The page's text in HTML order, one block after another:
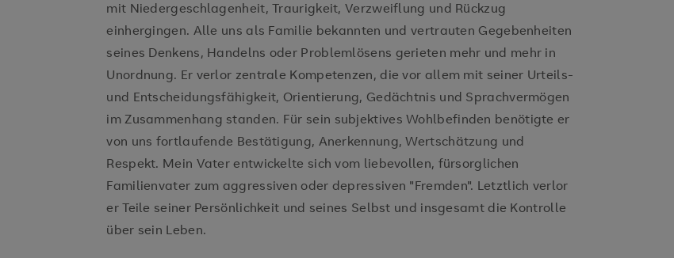
mit Niedergeschlagenheit, Traurigkeit, Verzweiflung und Rückzug
einhergingen. Alle uns als Familie bekannten und vertrauten Gegebenheiten
seines Denkens, Handelns oder Problemlösens gerieten mehr und mehr in
Unordnung. Er verlor zentrale Kompetenzen, die vor allem mit seiner Urteils-
und Entscheidungsfähigkeit, Orientierung, Gedächtnis und Sprachvermögen
im Zusammenhang standen. Für sein subjektives Wohlbefinden benötigte er
von uns fortlaufende Bestätigung, Anerkennung, Wertschätzung und
Respekt. Mein Vater entwickelte sich vom liebevollen, fürsorglichen
Familienvater zum aggressiven oder depressiven "Fremden". Letztlich verlor
er Teile seiner Persönlichkeit und seines Selbst und insgesamt die Kontrolle
über sein Leben.